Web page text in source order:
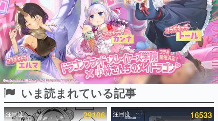
電ファミのいま読まれている記事ランキング
アプリセール情報
インタビュー
連載・特集一覧
殿堂入り記事
SNS拡散数が数千以上！ ページビュー数万以上！ などな
ど。多くの人々に読まれた、電ファミ渾身の“殿堂入り”記
事をまとめました。
いま読まれている記事
注目度 29106 注目度 16533